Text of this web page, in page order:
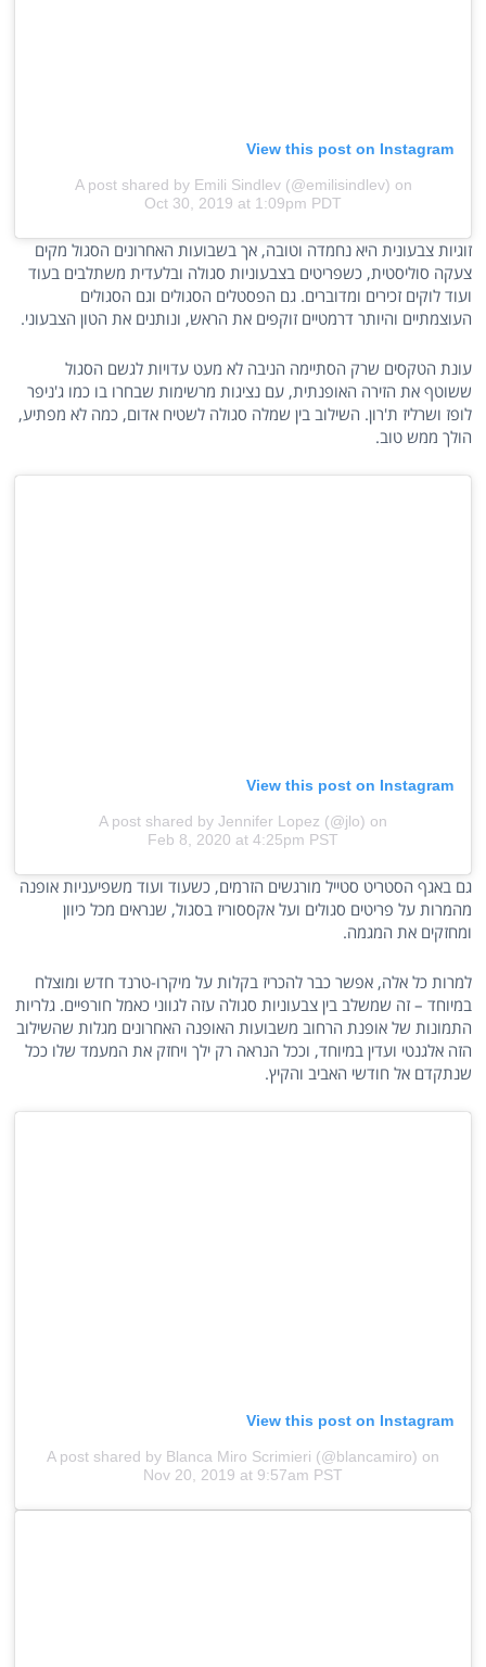
View this post on Instagram
A post shared by Emili Sindlev (@emilisindlev) on
Oct 30, 2019 at 1:09pm PDT
זוגיות צבעונית היא נחמדה וטובה, אך בשבועות האחרונים הסגול מקים
צעקה סוליסטית, כשפריטים בצבעוניות סגולה ובלעדית משתלבים בעוד
ועוד לוקים זכירים ומדוברים. גם הפסטלים הסגולים וגם הסגולים
העוצמתיים והיותר דרמטיים זוקפים את הראש, ונותנים את הטון הצבעוני.
עונת הטקסים שרק הסתיימה הניבה לא מעט עדויות לגשם הסגול
ששוטף את הזירה האופנתית, עם נציגות מרשימות שבחרו בו כמו ג'ניפר
לופז ושרליז ת'רון. השילוב בין שמלה סגולה לשטיח אדום, כמה לא מפתיע,
הולך ממש טוב.
View this post on Instagram
A post shared by Jennifer Lopez (@jlo) on
Feb 8, 2020 at 4:25pm PST
גם באגף הסטריט סטייל מורגשים הזרמים, כשעוד ועוד משפיעניות אופנה
מהמרות על פריטים סגולים ועל אקססוריז בסגול, שנראים מכל כיוון
ומחזקים את המגמה.
למרות כל אלה, אפשר כבר להכריז בקלות על מיקרו-טרנד חדש ומוצלח
במיוחד – זה שמשלב בין צבעוניות סגולה עזה לגווני כאמל חורפיים. גלריות
התמונות של אופנת הרחוב משבועות האופנה האחרונים מגלות שהשילוב
הזה אלגנטי ועדין במיוחד, וככל הנראה רק ילך ויחזק את המעמד שלו ככל
שנתקדם אל חודשי האביב והקיץ.
View this post on Instagram
A post shared by Blanca Miro Scrimieri (@blancamiro) on
Nov 20, 2019 at 9:57am PST